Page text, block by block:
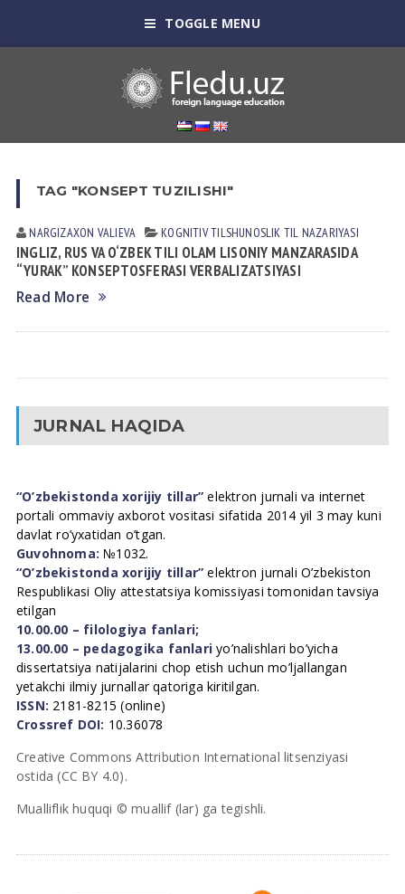
TOGGLE MENU
TAG "KONSEPT TUZILISHI"
NARGIZAXON VАLIEVА KOGNITIV TILSHUNOSLIK TIL NАZАRIYASI
INGLIZ, RUS VA O‘ZBEK TILI OLAM LISONIY MANZARASIDA
“YURAK” KONSEPTOSFERASI VERBALIZATSIYASI
Read More
JURNAL HAQIDA
“O’zbekistonda xorijiy tillar” elektron jurnali va internet
portali ommaviy axborot vositasi sifatida 2014 yil 3 may kuni
davlat ro’yxatidan o’tgan.
Guvohnoma: №1032.
“O’zbekistonda xorijiy tillar” elektron jurnali O’zbekiston
Respublikasi Oliy attestatsiya komissiyasi tomonidan tavsiya
etilgan
10.00.00 – filologiya fanlari;
13.00.00 – pedagogika fanlari yo’nalishlari bo’yicha
dissertatsiya natijalarini chop etish uchun mo’ljallangan
yetakchi ilmiy jurnallar qatoriga kiritilgan.
ISSN: 2181-8215 (online)
Crossref DOI: 10.36078
Creative Commons Attribution International litsenziyasi
ostida (CC BY 4.0).
Mualliflik huquqi © muallif (lar) ga tegishli.